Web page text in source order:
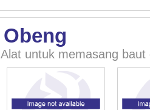
Obeng
Alat untuk memasang baut